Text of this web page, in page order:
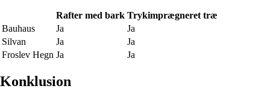
Rafter med bark Trykimprægneret træ
Bauhaus
Ja
Ja
Silvan
Ja
Ja
Froslev Hegn Ja Ja
Konklusion